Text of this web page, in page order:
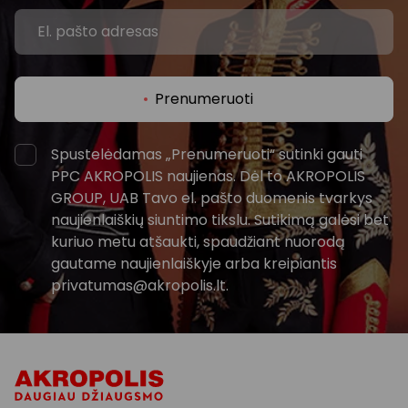
Prenumeruoti
Spustelėdamas „Prenumeruoti“ sutinki gauti
PPC AKROPOLIS naujienas. Dėl to AKROPOLIS
GROUP, UAB Tavo el. pašto duomenis tvarkys
naujienlaiškių siuntimo tikslu. Sutikimą galėsi bet
kuriuo metu atšaukti, spaudžiant nuorodą
gautame naujienlaiškyje arba kreipiantis
privatumas@akropolis.lt.